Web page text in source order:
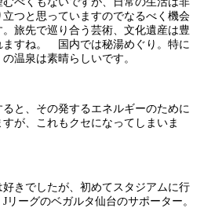
つと思っていますのでなるべく機会
旅先で巡り合う芸術、文化遺産は豊
ますね。 国内では秘湯めぐり。特に
温泉は素晴らしいです。
と、その発するエネルギーのために
が、これもクセになってしまいま
きでしたが、初めてスタジアムに行
リーグのベガルタ仙台のサポーター。